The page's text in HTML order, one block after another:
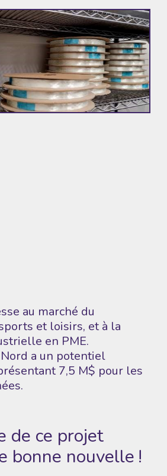
au marché du
et loisirs, et à la
en PME.
Nord a un potentiel
7,5 M$ pour les
de ce projet
bonne nouvelle !